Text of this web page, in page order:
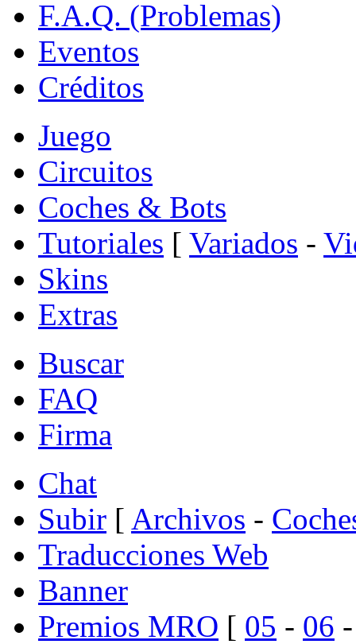
F.A.Q. (Problemas)
Eventos
Créditos
Juego
Circuitos
Coches & Bots
Tutoriales [ Variados -
Skins
Extras
Buscar
FAQ
Firma
Chat
Subir [ Archivos -
Traducciones Web
Banner
Premios MRO [ 05 - 06